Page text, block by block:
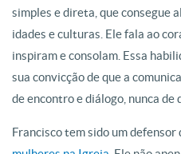
simples e direta, que consegue
idades e culturas. Ele fala ao
inspiram e consolam. Essa
sua convicção de que a
de encontro e diálogo, nunca de
Francisco tem sido um